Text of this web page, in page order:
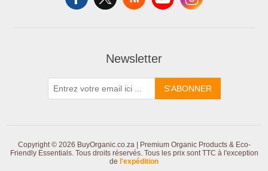
Newsletter
S'ABONNER
Copyright © 2026 BuyOrganic.co.za | Premium Organic Products & Eco-
Friendly Essentials. Tous droits réservés. Tous les prix sont TTC à l'exception
de l'expédition